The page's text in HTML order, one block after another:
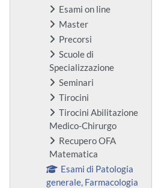
Esami on line
Master
Precorsi
Scuole di
Specializzazione
Seminari
Tirocini
Tirocini Abilitazione
Medico-Chirurgo
Recupero OFA
Matematica
Esami di Patologia
generale, Farmacologia